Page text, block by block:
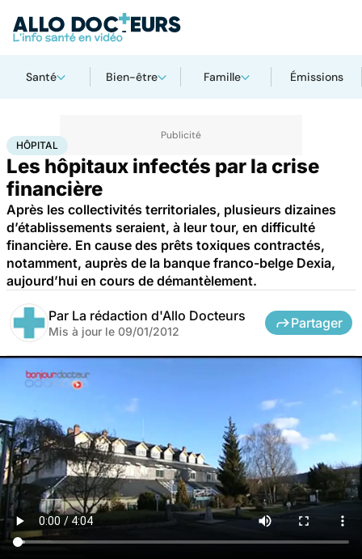
Santé Bien-être Famille Émissions
AccueilSanté
HÔPITAL
Les hôpitaux infectés par la crise
financière
Après les collectivités territoriales, plusieurs dizaines
d’établissements seraient, à leur tour, en difficulté
financière. En cause des prêts toxiques contractés,
notamment, auprès de la banque franco-belge Dexia,
aujourd’hui en cours de démantèlement.
Par La rédaction d'Allo Docteurs
Mis à jour le 09/01/2012
Partager